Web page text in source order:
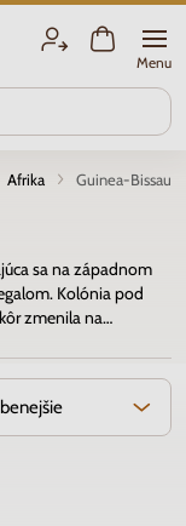
Menu
Afrika Guinea-Bissau
sa na západnom
Kolónia pod
zmenila na
od cestnej